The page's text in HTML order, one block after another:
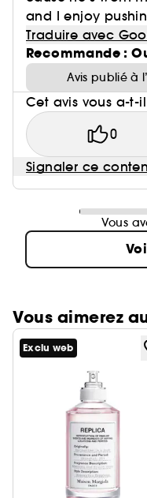
and I enjoy
Traduire avec
Recommande :
Avis publié à
Cet avis vous a-t-
0
Signaler ce
Vous
Vous aimerez
Exclu web